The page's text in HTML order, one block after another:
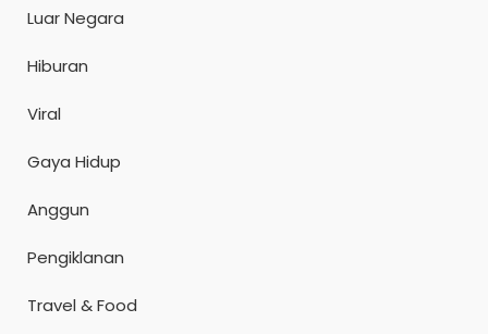
Luar Negara
Hiburan
Viral
Gaya Hidup
Anggun
Pengiklanan
Travel & Food